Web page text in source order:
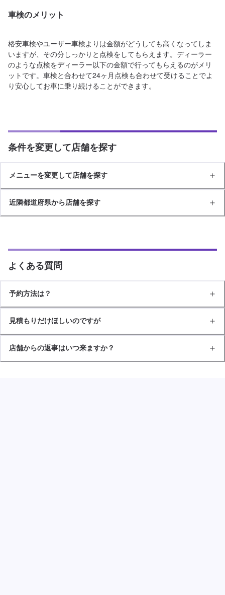
車検のメリット
格安車検やユーザー車検よりは金額がどうしても高くなってしま
いますが、その分しっかりと点検をしてもらえます。ディーラー
のような点検をディーラー以下の金額で行ってもらえるのがメリ
ットです。車検と合わせて24ヶ月点検も合わせて受けることでよ
り安心してお車に乗り続けることができます。
条件を変更して店舗を探す
メニューを変更して店舗を探す
近隣都道府県から店舗を探す
よくある質問
予約方法は？
見積もりだけほしいのですが
店舗からの返事はいつ来ますか？